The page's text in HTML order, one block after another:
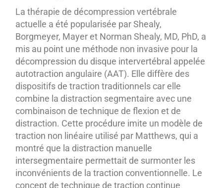
La thérapie de décompression vertébrale
actuelle a été popularisée par Shealy,
Borgmeyer, Mayer et Norman Shealy, MD, PhD, a
mis au point une méthode non invasive pour la
décompression du disque intervertébral appelée
autotraction angulaire (AAT). Elle diffère des
dispositifs de traction traditionnels car elle
combine la distraction segmentaire avec une
combinaison de technique de flexion et de
distraction. Cette procédure imite un modèle de
traction non linéaire utilisé par Matthews, qui a
montré que la distraction manuelle
intersegmentaire permettait de surmonter les
inconvénients de la traction conventionnelle. Le
concept de technique de traction continue